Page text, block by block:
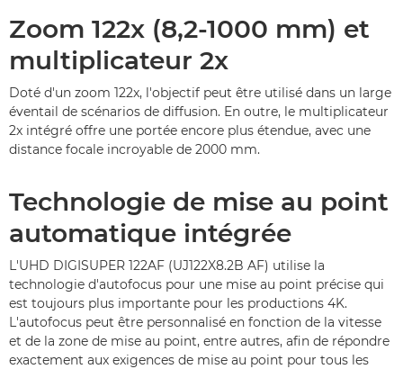
Zoom 122x (8,2-1000 mm) et
multiplicateur 2x
Doté d'un zoom 122x, l'objectif peut être utilisé dans un large
éventail de scénarios de diffusion. En outre, le multiplicateur
2x intégré offre une portée encore plus étendue, avec une
distance focale incroyable de 2000 mm.
Technologie de mise au point
automatique intégrée
L'UHD DIGISUPER 122AF (UJ122X8.2B AF) utilise la
technologie d'autofocus pour une mise au point précise qui
est toujours plus importante pour les productions 4K.
L'autofocus peut être personnalisé en fonction de la vitesse
et de la zone de mise au point, entre autres, afin de répondre
exactement aux exigences de mise au point pour tous les